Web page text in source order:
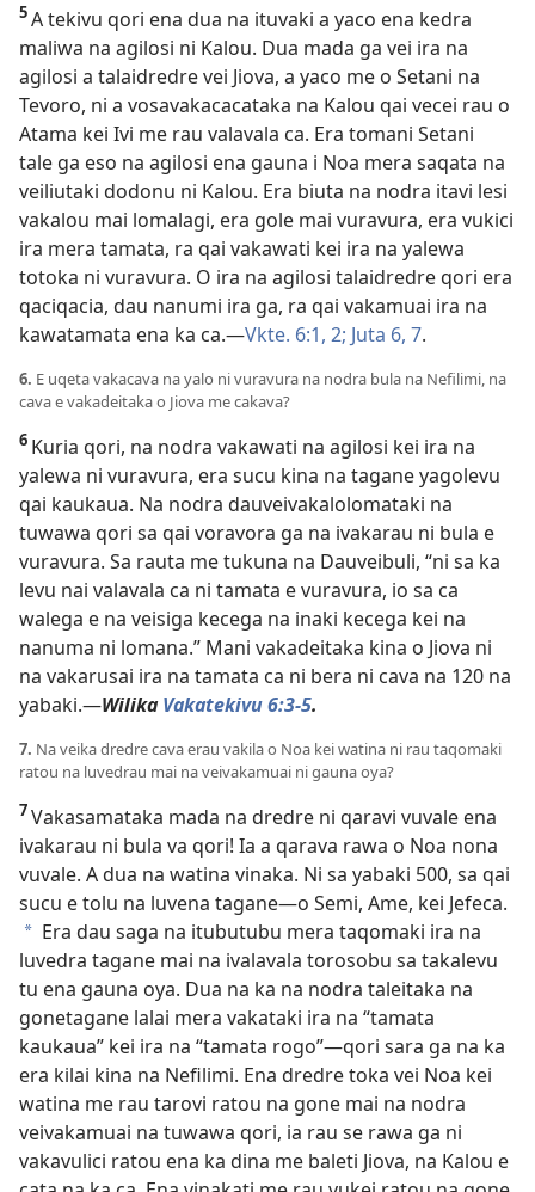
5A tekivu qori ena dua na ituvaki a yaco ena kedra
maliwa na agilosi ni Kalou. Dua mada ga vei ira na
agilosi a talaidredre vei Jiova, a yaco me o Setani na
Tevoro, ni a vosavakacacataka na Kalou qai vecei rau o
Atama kei Ivi me rau valavala ca. Era tomani Setani
tale ga eso na agilosi ena gauna i Noa mera saqata na
veiliutaki dodonu ni Kalou. Era biuta na nodra itavi lesi
vakalou mai lomalagi, era gole mai vuravura, era vukici
ira mera tamata, ra qai vakawati kei ira na yalewa
totoka ni vuravura. O ira na agilosi talaidredre qori era
qaciqacia, dau nanumi ira ga, ra qai vakamuai ira na
kawatamata ena ka ca.—Vkte. 6:1, 2; Juta 6, 7.
6. E uqeta vakacava na yalo ni vuravura na nodra bula na Nefilimi, na
cava e vakadeitaka o Jiova me cakava?
6 Kuria qori, na nodra vakawati na agilosi kei ira na
yalewa ni vuravura, era sucu kina na tagane yagolevu
qai kaukaua. Na nodra dauveivakalolomataki na
tuwawa qori sa qai voravora ga na ivakarau ni bula e
vuravura. Sa rauta me tukuna na Dauveibuli, “ni sa ka
levu nai valavala ca ni tamata e vuravura, io sa ca
walega e na veisiga kecega na inaki kecega kei na
nanuma ni lomana.” Mani vakadeitaka kina o Jiova ni
na vakarusai ira na tamata ca ni bera ni cava na 120 na
yabaki.—WilikaVakatekivu 6:3-5.
7. Na veika dredre cava erau vakila o Noa kei watina ni rau taqomaki
ratou na luvedrau mai na veivakamuai ni gauna oya?
7Vakasamataka mada na dredre ni qaravi vuvale ena
ivakarau ni bula va qori! Ia a qarava rawa o Noa nona
vuvale. A dua na watina vinaka. Ni sa yabaki 500, sa qai
sucu e tolu na luvena tagane—o Semi, Ame, kei Jefeca.
* Era dau saga na itubutubu mera taqomaki ira na
luvedra tagane mai na ivalavala torosobu sa takalevu
tu ena gauna oya. Dua na ka na nodra taleitaka na
gonetagane lalai mera vakataki ira na “tamata
kaukaua” kei ira na “tamata rogo”—qori sara ga na ka
era kilai kina na Nefilimi. Ena dredre toka vei Noa kei
watina me rau tarovi ratou na gone mai na nodra
veivakamuai na tuwawa qori, ia rau se rawa ga ni
vakavulici ratou ena ka dina me baleti Jiova, na Kalou e